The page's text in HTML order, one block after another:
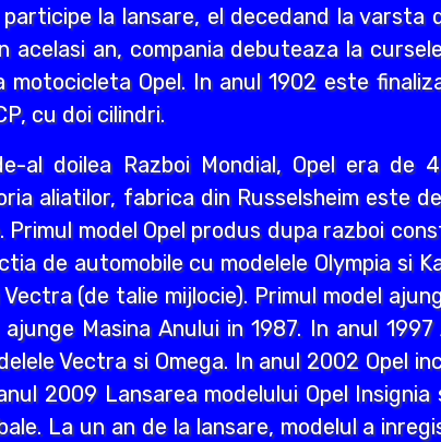
la lansare, el decedand la
acelasi an, compania debuteaza la
motocicleta Opel. In anul 1902 este
cu doi cilindri.
al doilea Razboi Mondial, Opel era
aliatilor, fabrica din Russelsheim este
model Opel produs dupa razboi
de automobile cu modelele Olympia si
(de talie mijlocie). Primul model
ajunge Masina Anului in 1987. In anul
Vectra si Omega. In anul 2002 Opel
2009 Lansarea modelului Opel
La un an de la lansare, modelul a